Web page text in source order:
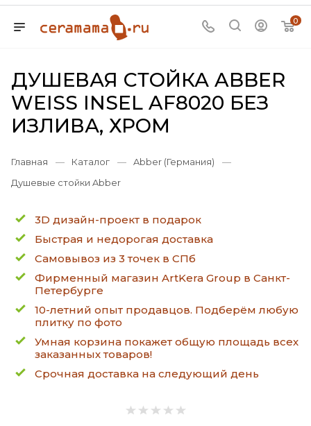
0
ДУШЕВАЯ СТОЙКА ABBER
WEISS INSEL AF8020 БЕЗ
ИЗЛИВА, ХРОМ
Главная — Каталог — Abber (Германия)
—
Душевые стойки Abber
3D дизайн-проект в подарок
Быстрая и недорогая доставка
Самовывоз из 3 точек в СПб
Фирменный магазин ArtKera Group в Санкт-
Петербурге
10-летний опыт продавцов. Подберём любую
плитку по фото
Умная корзина покажет общую площадь всех
заказанных товаров!
Срочная доставка на следующий день